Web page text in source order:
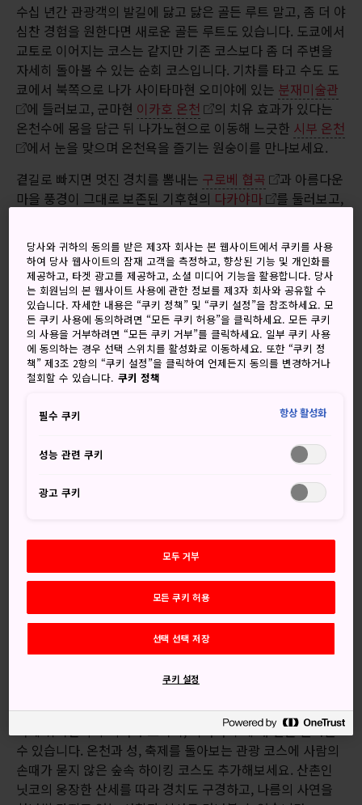
수십 년간 관광객의 발길에 닳고 닳은 골든 루트 말고, 좀 더 야
심찬 경험을 원한다면 새로운 골든 루트도 있습니다. 도쿄에서
교토로 이어지는 코스는 같지만 기존 코스보다 좀 더 주변을
자세히 돌아볼 수 있는 순회 코스입니다. 기차를 타고 수도 도
쿄에서 북쪽으로 나가 사이타마현 오미야에 있는 분재미술관
에 들러보고, 군마현 이카호 온천
의 치유 효과가 있다는
온천수에 몸을 담근 뒤 나가노현으로 이동해 느긋한 시부 온천
에서 눈을 맞으며 온천욕을 즐기는 원숭이를 만나보세요.
곁길로 빠지면 멋진 경치를 뽐내는 구로베 협곡
과 아름다운
마을 풍경이 그대로 보존된 기후현의 다카야마
를 둘러보고,
래된 도시의 심장부는 100여 년 전과 똑같이 보존되어 있으며
이곳에 있는 겐로쿠엔 정원은 전국에서 손꼽히는 3대 절경 정
원 중 하나입니다.
가나자와 외에도 후쿠이현이 있는데, 이곳은 상대적으로 덜 알
려져 있지만 위풍당당한 모습의마루오카성
과 헤이센지 하
쿠산 신사 등 여러 숨은 명소가 있습니다. 이곳을 지나면 종착
지인 교토에 도착합니다.
북쪽 지방의 다이아몬드
다이아몬드 루트는 완전히 다른 방향으로 전개됩니다. 도쿄 북
쪽에 위치한 후쿠시마와 도치기, 이바라키 세 개 현을 둘러볼
수 있습니다. 온천과 성, 축제를 돌아보는 관광 코스에 사람의
손때가 묻지 않은 숲속 하이킹 코스도 추가해보세요. 산촌인
닛코의 웅장한 산세를 따라 경치도 구경하고, 나름의 사연을
당사와 귀하의 동의를 받은 제3자 회사는 본 웹사이트에서 쿠키를 사용
하여 당사 웹사이트의 잠재 고객을 측정하고, 향상된 기능 및 개인화를
제공하고, 타겟 광고를 제공하고, 소셜 미디어 기능을 활용합니다. 당사
는 회원님의 본 웹사이트 사용에 관한 정보를 제3자 회사와 공유할 수
있습니다. 자세한 내용은 “쿠키 정책” 및 “쿠키 설정”을 참조하세요. 모
든 쿠키 사용에 동의하려면 “모든 쿠키 허용”을 클릭하세요. 모든 쿠키
의 사용을 거부하려면 “모든 쿠키 거부”를 클릭하세요. 일부 쿠키 사용
에 동의하는 경우 선택 스위치를 활성화로 이동하세요. 또한 “쿠키 정
책” 제3조 2항의 “쿠키 설정”을 클릭하여 언제든지 동의를 변경하거나
철회할 수 있습니다. 쿠키 정책
필수 쿠키 항상 활성화
성능 관련 쿠키
광고 쿠키
모두 거부
모든 쿠키 허용
선택 선택 저장
쿠키 설정